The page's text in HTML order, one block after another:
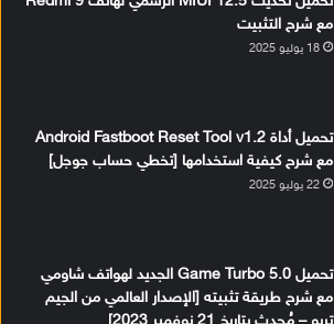
مع شرح التثبيت
18 يوليو 2025
تحميل أداة Android Fastboot Reset Tool v1.2
مع شرح كيفية استخدامها [تخطي حساب جوجل]
22 يوليو 2025
تحميل Game Turbo 5.0 الجديد لهواتف شاومي
مع شرح طريقة تثبيته [الإصدار العالمي من الجيم